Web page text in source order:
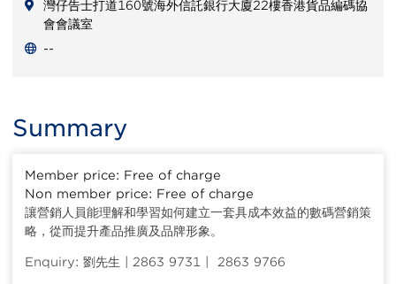
灣仔告士打道160號海外信託銀行大廈22樓香港貨品編碼協
會會議室
--
Summary
Member price: Free of charge
Non member price: Free of charge
讓營銷人員能理解和學習如何建立一套具成本效益的數碼營銷策
略，從而提升產品推廣及品牌形象。
Enquiry: 劉先生 | 2863 9731 | 2863 9766